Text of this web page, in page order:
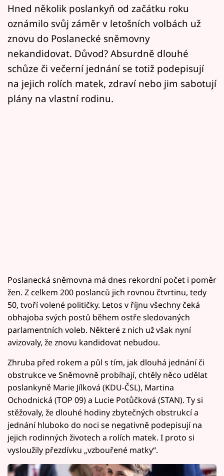
Sledujte nás
Hned několik poslankyň od začátku roku
oznámilo svůj záměr v letošních volbách už
znovu do Poslanecké sněmovny
nekandidovat. Důvod? Absurdně dlouhé
schůze či večerní jednání se totiž podepisují
na jejich rolích matek, zdraví nebo jim sabotují
plány na vlastní rodinu.
Poslanecká sněmovna má dnes rekordní počet i poměr
žen. Z celkem 200 poslanců jich rovnou čtvrtinu, tedy
50, tvoří volené političky. Letos v říjnu všechny čeká
obhajoba svých postů během ostře sledovaných
parlamentních voleb. Některé z nich už však nyní
avizovaly, že znovu kandidovat nebudou.
Zhruba před rokem a půl s tím, jak dlouhá jednání či
obstrukce ve Sněmovně probíhají, chtěly něco udělat
poslankyně Marie Jílková (KDU-ČSL), Martina
Ochodnická (TOP 09) a Lucie Potůčková (STAN). Ty si
stěžovaly, že dlouhé hodiny zbytečných obstrukcí a
jednání hluboko do noci se negativně podepisují na
jejich rodinných životech a rolích matek. I proto si
vysloužily přezdívku „vzbouřené matky“.